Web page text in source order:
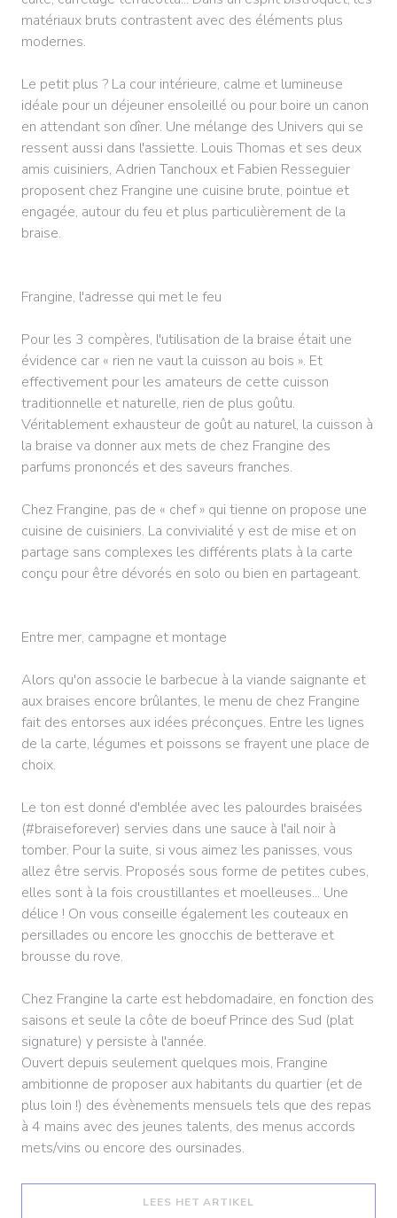
matériaux bruts contrastent avec des éléments plus
modernes.
Le petit plus ? La cour intérieure, calme et lumineuse
idéale pour un déjeuner ensoleillé ou pour boire un canon
en attendant son dîner. Une mélange des Univers qui se
ressent aussi dans l'assiette. Louis Thomas et ses deux
amis cuisiniers, Adrien Tanchoux et Fabien Resseguier
proposent chez Frangine une cuisine brute, pointue et
engagée, autour du feu et plus particulièrement de la
braise.
Frangine, l'adresse qui met le feu
Pour les 3 compères, l'utilisation de la braise était une
évidence car « rien ne vaut la cuisson au bois ». Et
effectivement pour les amateurs de cette cuisson
traditionnelle et naturelle, rien de plus goûtu.
Véritablement exhausteur de goût au naturel, la cuisson à
la braise va donner aux mets de chez Frangine des
parfums prononcés et des saveurs franches.
Chez Frangine, pas de « chef » qui tienne on propose une
cuisine de cuisiniers. La convivialité y est de mise et on
partage sans complexes les différents plats à la carte
conçu pour être dévorés en solo ou bien en partageant.
Entre mer, campagne et montage
Alors qu'on associe le barbecue à la viande saignante et
aux braises encore brûlantes, le menu de chez Frangine
fait des entorses aux idées préconçues. Entre les lignes
de la carte, légumes et poissons se frayent une place de
choix.
Le ton est donné d'emblée avec les palourdes braisées
(#braiseforever) servies dans une sauce à l'ail noir à
tomber. Pour la suite, si vous aimez les panisses, vous
allez être servis. Proposés sous forme de petites cubes,
elles sont à la fois croustillantes et moelleuses... Une
délice ! On vous conseille également les couteaux en
persillades ou encore les gnocchis de betterave et
brousse du rove.
Chez Frangine la carte est hebdomadaire, en fonction des
saisons et seule la côte de boeuf Prince des Sud (plat
signature) y persiste à l'année.
Ouvert depuis seulement quelques mois, Frangine
ambitionne de proposer aux habitants du quartier (et de
plus loin !) des évènements mensuels tels que des repas
à 4 mains avec des jeunes talents, des menus accords
mets/vins ou encore des oursinades.
LEES HET ARTIKEL